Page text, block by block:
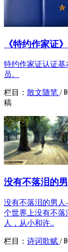
《特约作家证
特约作家证认证
员。
栏目： 散文随笔 /
稿
没有不落泪的
没有不落泪的男
个世界上没有不落
人，从小和许..
栏目： 诗词歌赋 /